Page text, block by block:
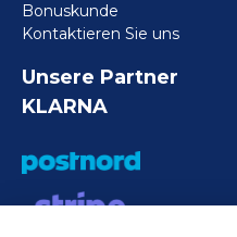
Bonuskunde
Kontaktieren Sie uns
Unsere Partner
KLARNA